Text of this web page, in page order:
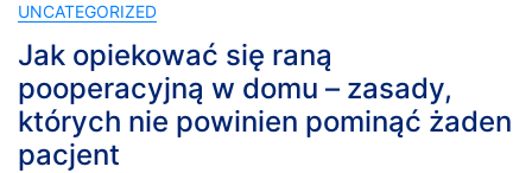
UNCATEGORIZED
Jak opiekować się raną
pooperacyjną w domu – zasady,
których nie powinien pominąć żaden
pacjent